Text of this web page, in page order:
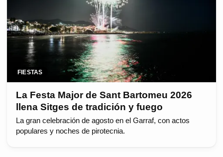
FIESTAS
La Festa Major de Sant Bartomeu 2026
llena Sitges de tradición y fuego
La gran celebración de agosto en el Garraf, con actos
populares y noches de pirotecnia.